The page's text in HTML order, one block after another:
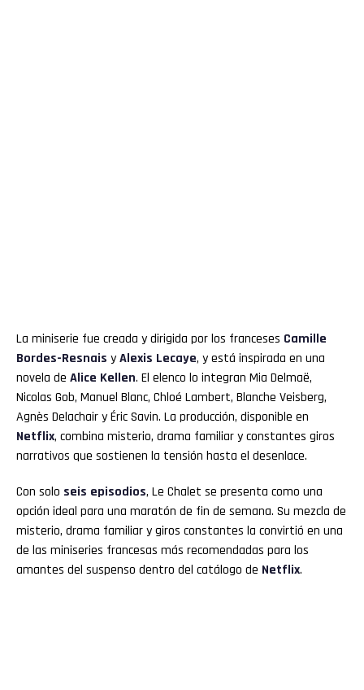
La miniserie fue creada y dirigida por los franceses Camille
Bordes-Resnais yAlexis Lecaye, y está inspirada en una
novela de Alice Kellen. El elenco lo integran Mia Delmaë,
Nicolas Gob, Manuel Blanc, Chloé Lambert, Blanche Veisberg,
Agnès Delachair y Éric Savin. La producción, disponible en
Netflix, combina misterio, drama familiar y constantes giros
narrativos que sostienen la tensión hasta el desenlace.
Con solo seis episodios, Le Chalet se presenta como una
opción ideal para una maratón de fin de semana. Su mezcla de
misterio, drama familiar y giros constantes la convirtió en una
de las miniseries francesas más recomendadas para los
amantes del suspenso dentro del catálogo de Netflix.